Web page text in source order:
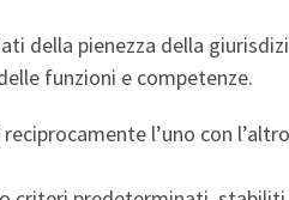
della pienezza della
funzioni e competenze.
l’uno con